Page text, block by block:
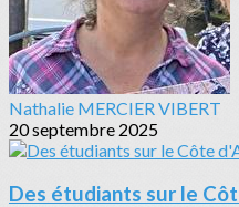
Nathalie MERCIER VIBERT
20 septembre 2025
Des étudiants sur le